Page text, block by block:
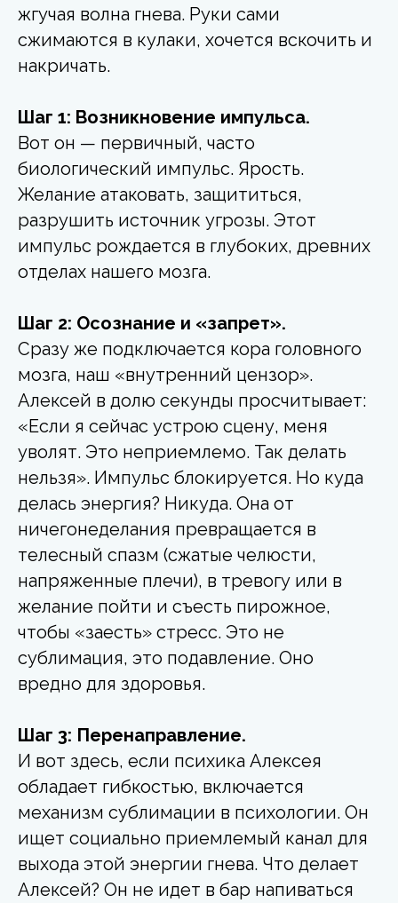
жгучая волна гнева. Руки сами
сжимаются в кулаки, хочется вскочить и
накричать.
Шаг 1: Возникновение импульса.
Вот он — первичный, часто
биологический импульс. Ярость.
Желание атаковать, защититься,
разрушить источник угрозы. Этот
импульс рождается в глубоких, древних
отделах нашего мозга.
Шаг 2: Осознание и «запрет».
Сразу же подключается кора головного
мозга, наш «внутренний цензор».
Алексей в долю секунды просчитывает:
«Если я сейчас устрою сцену, меня
уволят. Это неприемлемо. Так делать
нельзя». Импульс блокируется. Но куда
делась энергия? Никуда. Она от
ничегонеделания превращается в
телесный спазм (сжатые челюсти,
напряженные плечи), в тревогу или в
желание пойти и съесть пирожное,
чтобы «заесть» стресс. Это не
сублимация, это подавление. Оно
вредно для здоровья.
Шаг 3: Перенаправление.
И вот здесь, если психика Алексея
обладает гибкостью, включается
механизм сублимации в психологии. Он
ищет социально приемлемый канал для
выхода этой энергии гнева. Что делает
Алексей? Он не идет в бар напиваться